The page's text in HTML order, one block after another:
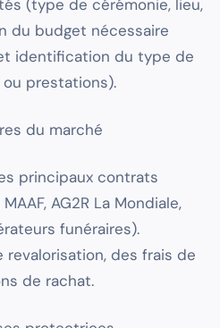
(type de cérémonie, lieu,
du budget nécessaire
identification du type de
prestations).
du marché
principaux contrats
AG2R La Mondiale,
funéraires).
des frais de
de rachat.